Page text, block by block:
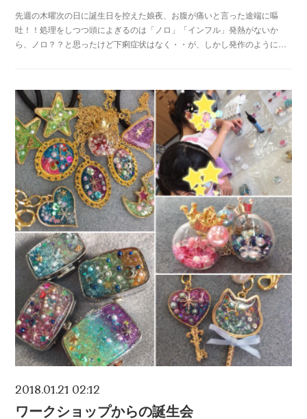
先週の木曜次の日に誕生日を控えた娘夜、お腹が痛いと言った途端に嘔
吐！！処理をしつつ頭によぎるのは「ノロ」「インフル」発熱がないか
ら、ノロ？？と思ったけど下痢症状はなく・・が、しかし発作のように…
2018.01.21 02:12
ワークショップからの誕生会